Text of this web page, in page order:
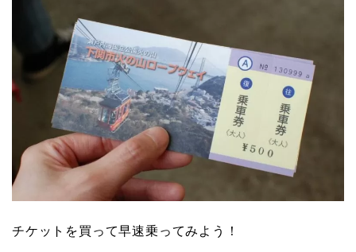
チケットを買って早速乗ってみよう！